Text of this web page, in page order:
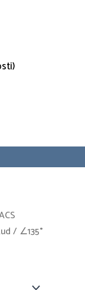
/ ∠135°